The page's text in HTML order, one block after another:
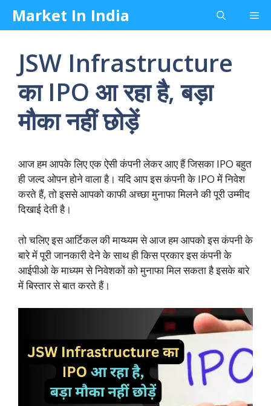
SkipMarket In India
JSW Infrastructure
का IPO आ रहा है, बड़ा
मौका नहीं छोड़ें
आज हम आपके लिए एक ऐसी कंपनी लेकर आए हैं जिसका IPO बहुत
ही जल्द ओपन होने वाला है। यदि आप इस कंपनी के IPO में निवेश
करते हैं, तो इससे आपको काफी अच्छा मुनाफा मिलने की पूरी उम्मीद
दिखाई देती है।
तो चलिए इस आर्टिकल की माय्ध्यम से आज हम आपको इस कंपनी के
बारे में पूरी जानकारी देने के साथ ही किस प्रकार इस कंपनी के
आईपीओ के माध्यम से निवेशकों को मुनाफा मिल सकता है इसके बारे
में बिस्तार से बात करते हैं।